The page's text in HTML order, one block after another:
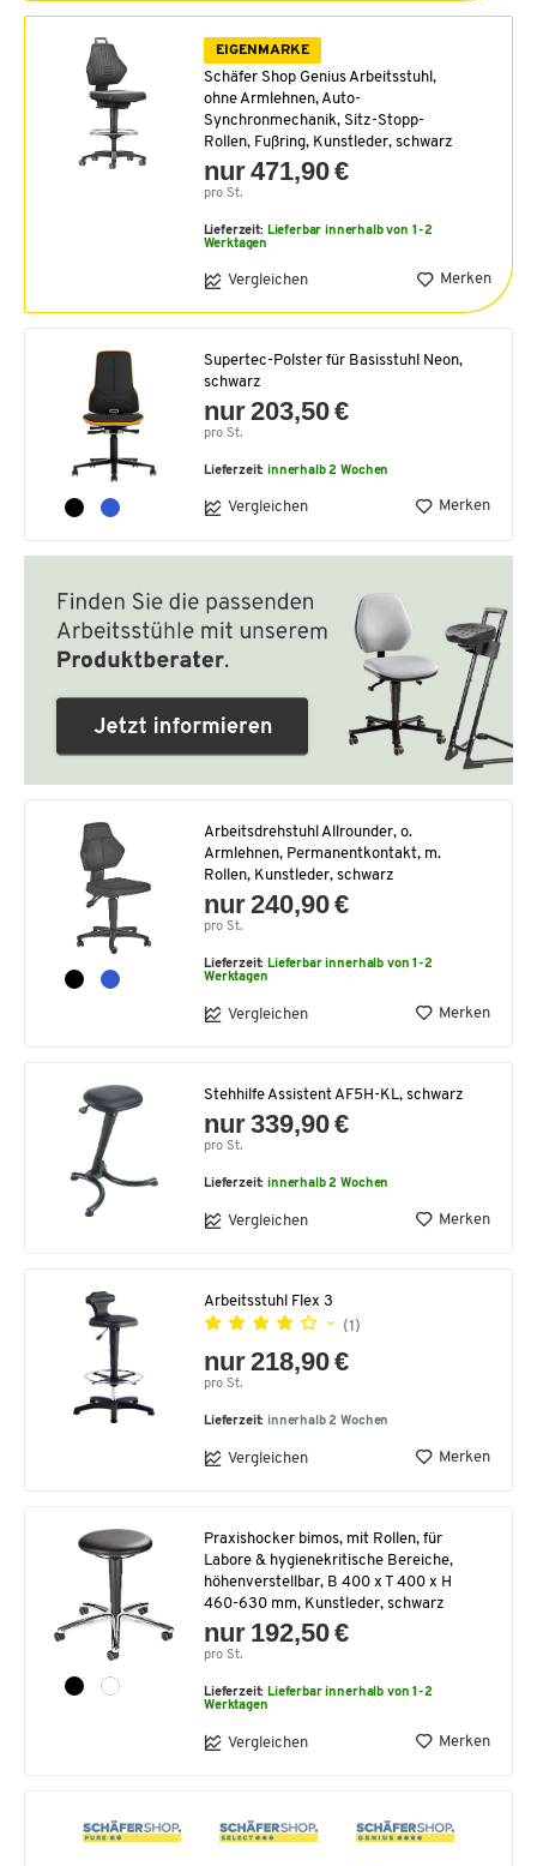
EIGENMARKE
Schäfer Shop Genius Arbeitsstuhl,
ohne Armlehnen, Auto-
Synchronmechanik, Sitz-Stopp-
Rollen, Fußring, Kunstleder, schwarz
nur 471,90 €
pro St.
Lieferzeit: Lieferbar innerhalb von 1-2
Werktagen
Vergleichen Merken
Supertec-Polster für Basisstuhl Neon,
schwarz
nur 203,50 €
pro St.
Lieferzeit:innerhalb 2 Wochen
Vergleichen Merken
Arbeitsdrehstuhl Allrounder, o.
Armlehnen, Permanentkontakt, m.
Rollen, Kunstleder, schwarz
nur 240,90 €
pro St.
Lieferzeit: Lieferbar innerhalb von 1-2
Werktagen
Vergleichen Merken
Stehhilfe Assistent AF5H-KL, schwarz
nur 339,90 €
pro St.
Lieferzeit:innerhalb 2 Wochen
Vergleichen Merken
Arbeitsstuhl Flex 3
(1)
nur 218,90 €
pro St.
Lieferzeit: innerhalb 2 Wochen
Vergleichen Merken
Praxishocker bimos, mit Rollen, für
Labore & hygienekritische Bereiche,
höhenverstellbar, B 400 x T 400 x H
460-630 mm, Kunstleder, schwarz
nur 192,50 €
pro St.
Lieferzeit: Lieferbar innerhalb von 1-2
Werktagen
Vergleichen Merken